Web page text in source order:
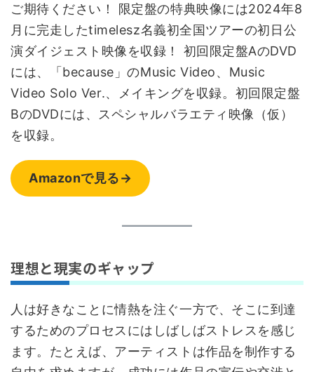
ご期待ください！ 限定盤の特典映像には2024年8
月に完走したtimelesz名義初全国ツアーの初日公
演ダイジェスト映像を収録！ 初回限定盤AのDVD
には、「because」のMusic Video、Music
Video Solo Ver.、メイキングを収録。初回限定盤
BのDVDには、スペシャルバラエティ映像（仮）
を収録。
Amazonで見る→
理想と現実のギャップ
人は好きなことに情熱を注ぐ一方で、そこに到達
するためのプロセスにはしばしばストレスを感じ
ます。たとえば、アーティストは作品を制作する